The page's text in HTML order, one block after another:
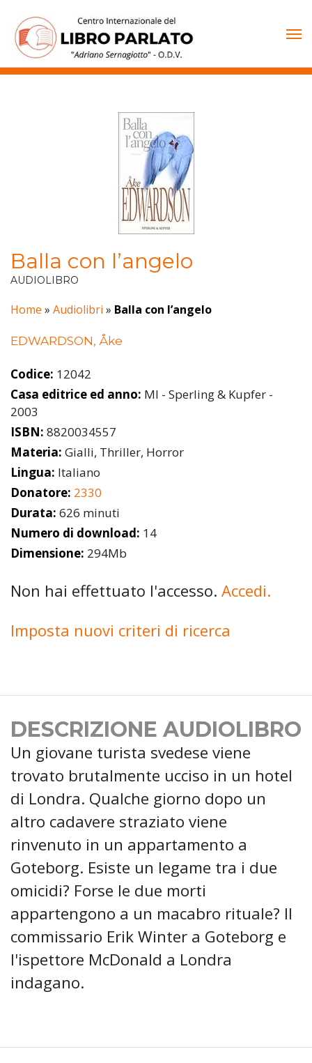
contenuto
Balla con l’angelo
AUDIOLIBRO
Home » Audiolibri » Balla con l’angelo
EDWARDSON, Åke
Codice: 12042
Casa editrice ed anno: MI - Sperling & Kupfer -
2003
ISBN: 8820034557
Materia: Gialli, Thriller, Horror
Lingua: Italiano
Donatore: 2330
Durata: 626 minuti
Numero di download: 14
Dimensione: 294Mb
Non hai effettuato l'accesso. Accedi.
Imposta nuovi criteri di ricerca
DESCRIZIONE AUDIOLIBRO
Un giovane turista svedese viene
trovato brutalmente ucciso in un hotel
di Londra. Qualche giorno dopo un
altro cadavere straziato viene
rinvenuto in un appartamento a
Goteborg. Esiste un legame tra i due
omicidi? Forse le due morti
appartengono a un macabro rituale? Il
commissario Erik Winter a Goteborg e
l'ispettore McDonald a Londra
indagano.